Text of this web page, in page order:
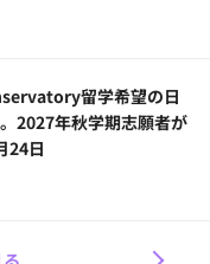
留学希望の日
2027年秋学期志願者が
24日